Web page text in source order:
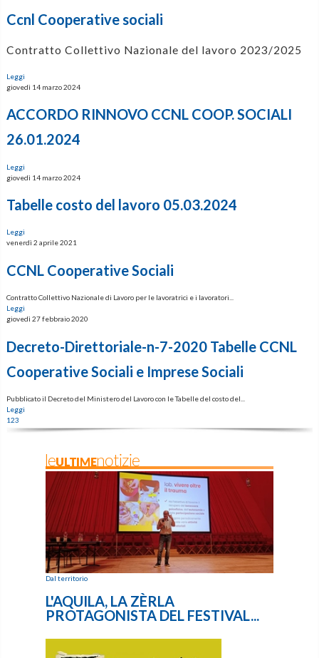
Ccnl Cooperative sociali
Contratto Collettivo Nazionale del lavoro 2023/2025
Leggi
giovedì 14 marzo 2024
ACCORDO RINNOVO CCNL COOP. SOCIALI
26.01.2024
Leggi
giovedì 14 marzo 2024
Tabelle costo del lavoro 05.03.2024
Leggi
venerdì 2 aprile 2021
CCNL Cooperative Sociali
Contratto Collettivo Nazionale di Lavoro per le lavoratrici e i lavoratori...
Leggi
giovedì 27 febbraio 2020
Decreto-Direttoriale-n-7-2020 Tabelle CCNL
Cooperative Sociali e Imprese Sociali
Pubblicato il Decreto del Ministero del Lavoro con le Tabelle del costo del...
Leggi
123
leULTIMEnotizie
Dal territorio
L'AQUILA, LA ZÈRLA
PROTAGONISTA DEL FESTIVAL...